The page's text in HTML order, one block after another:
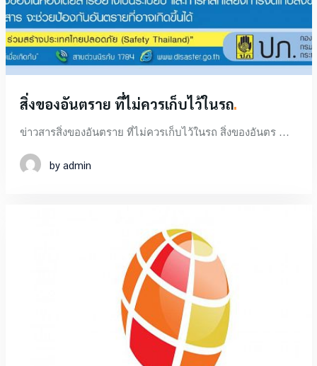
สิ่งของอันตราย ที่ไม่ควรเก็บไว้ในรถ
ข่าวสารสิ่งของอันตราย ที่ไม่ควรเก็บไว้ในรถ สิ่งของอันตร …
by admin